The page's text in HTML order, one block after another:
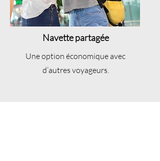
Navette partagée
Une option économique avec
d’autres voyageurs.